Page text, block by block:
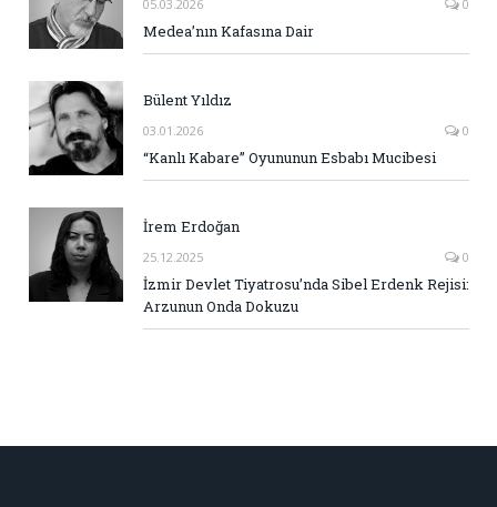
05.03.2026 0
Medea’nın Kafasına Dair
Bülent Yıldız
03.01.2026 0
“Kanlı Kabare” Oyununun Esbabı Mucibesi
İrem Erdoğan
25.12.2025 0
İzmir Devlet Tiyatrosu’nda Sibel Erdenk Rejisi:
Arzunun Onda Dokuzu